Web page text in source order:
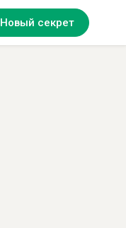
Новый секрет